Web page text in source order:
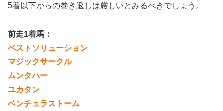
5着以下からの巻き返しは厳しいとみるべきでしょう。
前走1着馬：
ベストソリューション
マジックサークル
ムンタハー
ユカタン
ベンチュラストーム